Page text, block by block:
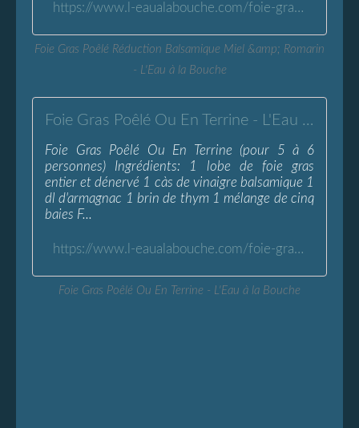
https://www.l-eaualabouche.com/foie-gras-poele-reduction-balsamique-miel-romarin.html
Foie Gras Poêlé Réduction Balsamique Miel &amp; Romarin
- L'Eau à la Bouche
Foie Gras Poêlé Ou En Terrine - L'Eau à la Bouche
Foie Gras Poêlé Ou En Terrine (pour 5 à 6
personnes) Ingrédients: 1 lobe de foie gras
entier et dénervé 1 càs de vinaigre balsamique 1
dl d'armagnac 1 brin de thym 1 mélange de cinq
baies F...
https://www.l-eaualabouche.com/foie-gras-poele-en-terrine.html
Foie Gras Poêlé Ou En Terrine - L'Eau à la Bouche